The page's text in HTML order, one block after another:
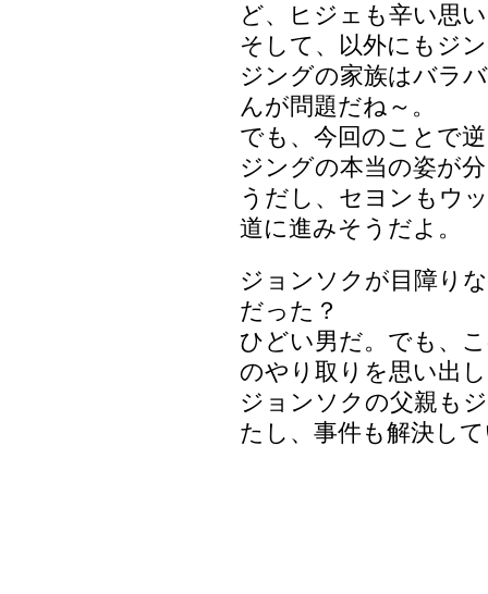
ど、ヒジェも辛い思
そして、以外にもジ
ジングの家族はバラ
んが問題だね～。
でも、今回のことで
ジングの本当の姿が
うだし、セヨンもウ
道に進みそうだよ。
ジョンソクが目障り
だった？
ひどい男だ。でも、
のやり取りを思い出
ジョンソクの父親も
たし、事件も解決し